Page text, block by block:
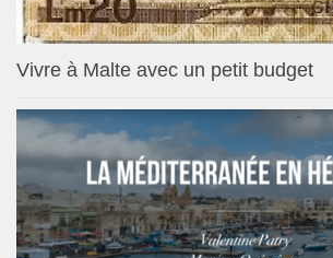
Vivre à Malte avec un petit budget